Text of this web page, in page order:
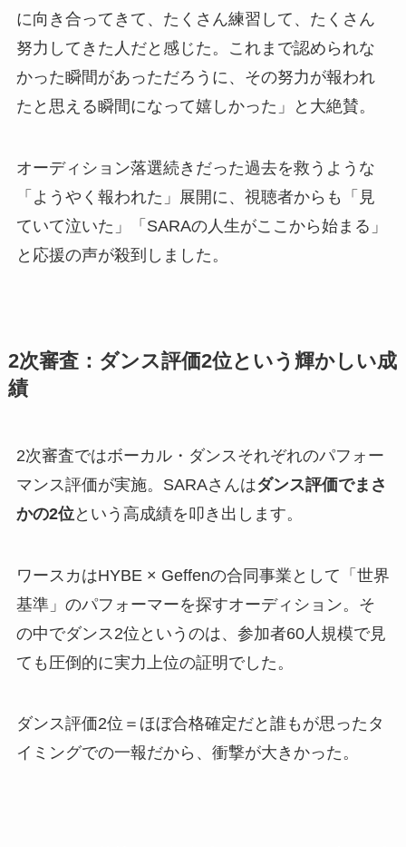
に向き合ってきて、たくさん練習して、たくさん
努力してきた人だと感じた。これまで認められな
かった瞬間があっただろうに、その努力が報われ
たと思える瞬間になって嬉しかった」と大絶賛。
オーディション落選続きだった過去を救うような
「ようやく報われた」展開に、視聴者からも「見
ていて泣いた」「SARAの人生がここから始まる」
と応援の声が殺到しました。
2次審査：ダンス評価2位という輝かしい成
績
2次審査ではボーカル・ダンスそれぞれのパフォー
マンス評価が実施。SARAさんはダンス評価でまさ
かの2位 という高成績を叩き出します。
ワースカはHYBE × Geffenの合同事業として「世界
基準」のパフォーマーを探すオーディション。そ
の中でダンス2位というのは、参加者60人規模で見
ても圧倒的に実力上位の証明でした。
ダンス評価2位＝ほぼ合格確定だと誰もが思ったタ
イミングでの一報だから、衝撃が大きかった。